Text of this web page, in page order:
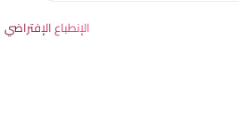
الإنطباع الإفتراضي